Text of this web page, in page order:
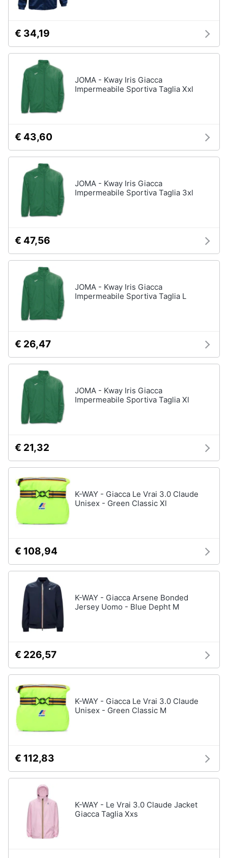
cd
dvd
Festività
ricorrenze
Servizi
Assistenza
clienti
Esci
Occhiali
Tuta
Pantaloni
Vedi
Orologi
Apple
Watch
Smartwatch
Orologi
Orologi
donna
Gioielli
Cavigliera
Collane
Vedi
tutti
€ 34,19
JOMA - Kway Iris Giacca
Impermeabile Sportiva Taglia Xxl
€ 43,60
JOMA - Kway Iris Giacca
Impermeabile Sportiva Taglia 3xl
€ 47,56
JOMA - Kway Iris Giacca
Impermeabile Sportiva Taglia L
€ 26,47
JOMA - Kway Iris Giacca
Impermeabile Sportiva Taglia Xl
€ 21,32
K-WAY - Giacca Le Vrai 3.0 Claude
Unisex - Green Classic Xl
€ 108,94
K-WAY - Giacca Arsene Bonded
Jersey Uomo - Blue Depht M
€ 226,57
K-WAY - Giacca Le Vrai 3.0 Claude
Unisex - Green Classic M
€ 112,83
K-WAY - Le Vrai 3.0 Claude Jacket
Giacca Taglia Xxs